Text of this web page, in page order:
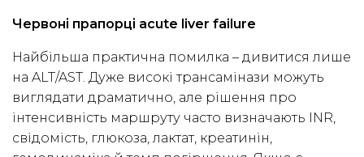
Червоні прапорці acute liver failure
Найбільша практична помилка – дивитися лише
на ALT/AST. Дуже високі трансамінази можуть
виглядати драматично, але рішення про
інтенсивність маршруту часто визначають INR,
свідомість, глюкоза, лактат, креатинін,